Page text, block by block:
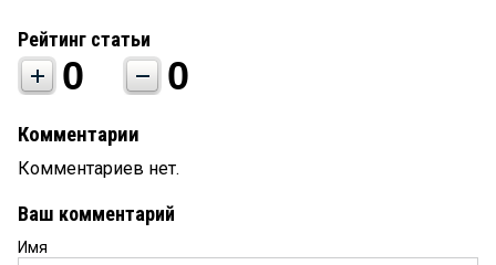
Рейтинг статьи
0 0
Комментарии
Комментариев нет.
Ваш комментарий
Имя